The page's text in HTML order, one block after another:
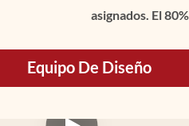
asignados. El
Equipo De Diseño